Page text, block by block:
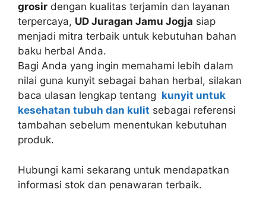
grosir dengan kualitas terjamin dan layanan
terpercaya, UD Juragan Jamu Jogja siap
menjadi mitra terbaik untuk kebutuhan bahan
baku herbal Anda.
Bagi Anda yang ingin memahami lebih dalam
nilai guna kunyit sebagai bahan herbal, silakan
baca ulasan lengkap tentang kunyit untuk
kesehatan tubuh dan kulit sebagai referensi
tambahan sebelum menentukan kebutuhan
produk.
Hubungi kami sekarang untuk mendapatkan
informasi stok dan penawaran terbaik.